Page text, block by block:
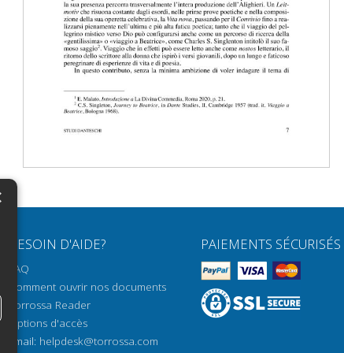
BESOIN D'AIDE?
FAQ
Comment ouvrir nos documents
Torrossa Reader
Options d'accès
Email: helpdesk@torrossa.com
PAIEMENTS SÉCURISÉS